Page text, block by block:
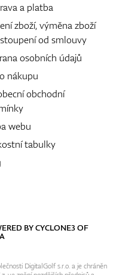
a platba
zboží, výměna zboží
od smlouvy
osobních údajů
nákupu
obchodní
webu
tabulky
BYCYCLONE3OF
DigitalGolf s.r.o. a je chráněn